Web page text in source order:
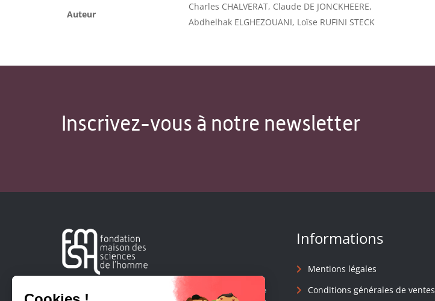
Auteur
Charles CHALVERAT, Claude DE JONCKHEERE,
Abdhelhak ELGHEZOUANI, Loïse RUFINI STECK
Inscrivez-vous à notre newsletter
Créée en 1963, la Fondation Maison Sciences de l'Homme
Informations
Mentions légales
Conditions générales de ventes